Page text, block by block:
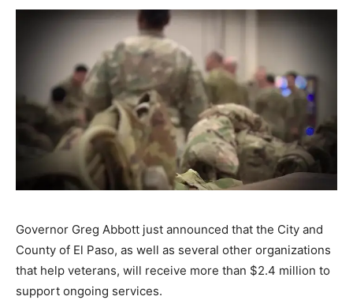
Governor Greg Abbott just announced that the City and
County of El Paso, as well as several other organizations
that help veterans, will receive more than $2.4 million to
support ongoing services.